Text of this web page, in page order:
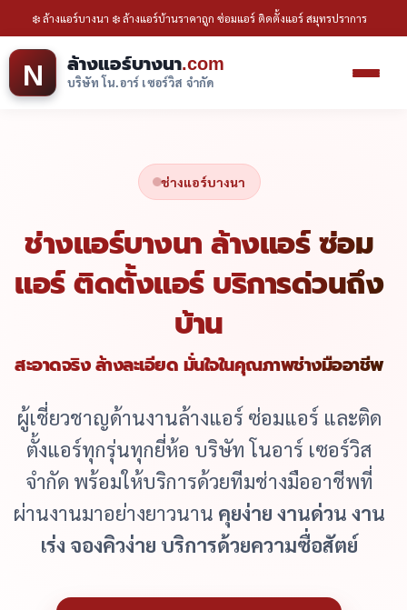
❄️ ล้างแอร์บางนา ❄️ ล้างแอร์บ้านราคาถูก ซ่อมแอร์ ติดตั้งแอร์ สมุทรปราการ
N ล้างแอร์บางนา.com
บริษัท โน.อาร์ เซอร์วิส จำกัด
ช่างแอร์บางนา
ช่างแอร์บางนา ล้างแอร์ ซ่อม
แอร์ ติดตั้งแอร์ บริการด่วนถึง
บ้าน
สะอาดจริง ล้างละเอียด มั่นใจในคุณภาพช่างมืออาชีพ
ผู้เชี่ยวชาญด้านงานล้างแอร์ ซ่อมแอร์ และติด
ตั้งแอร์ทุกรุ่นทุกยี่ห้อ บริษัท โนอาร์ เซอร์วิส
จำกัด พร้อมให้บริการด้วยทีมช่างมืออาชีพที่
ผ่านงานมาอย่างยาวนาน คุยง่าย งานด่วน งาน
เร่ง จองคิวง่าย บริการด้วยความซื่อสัตย์